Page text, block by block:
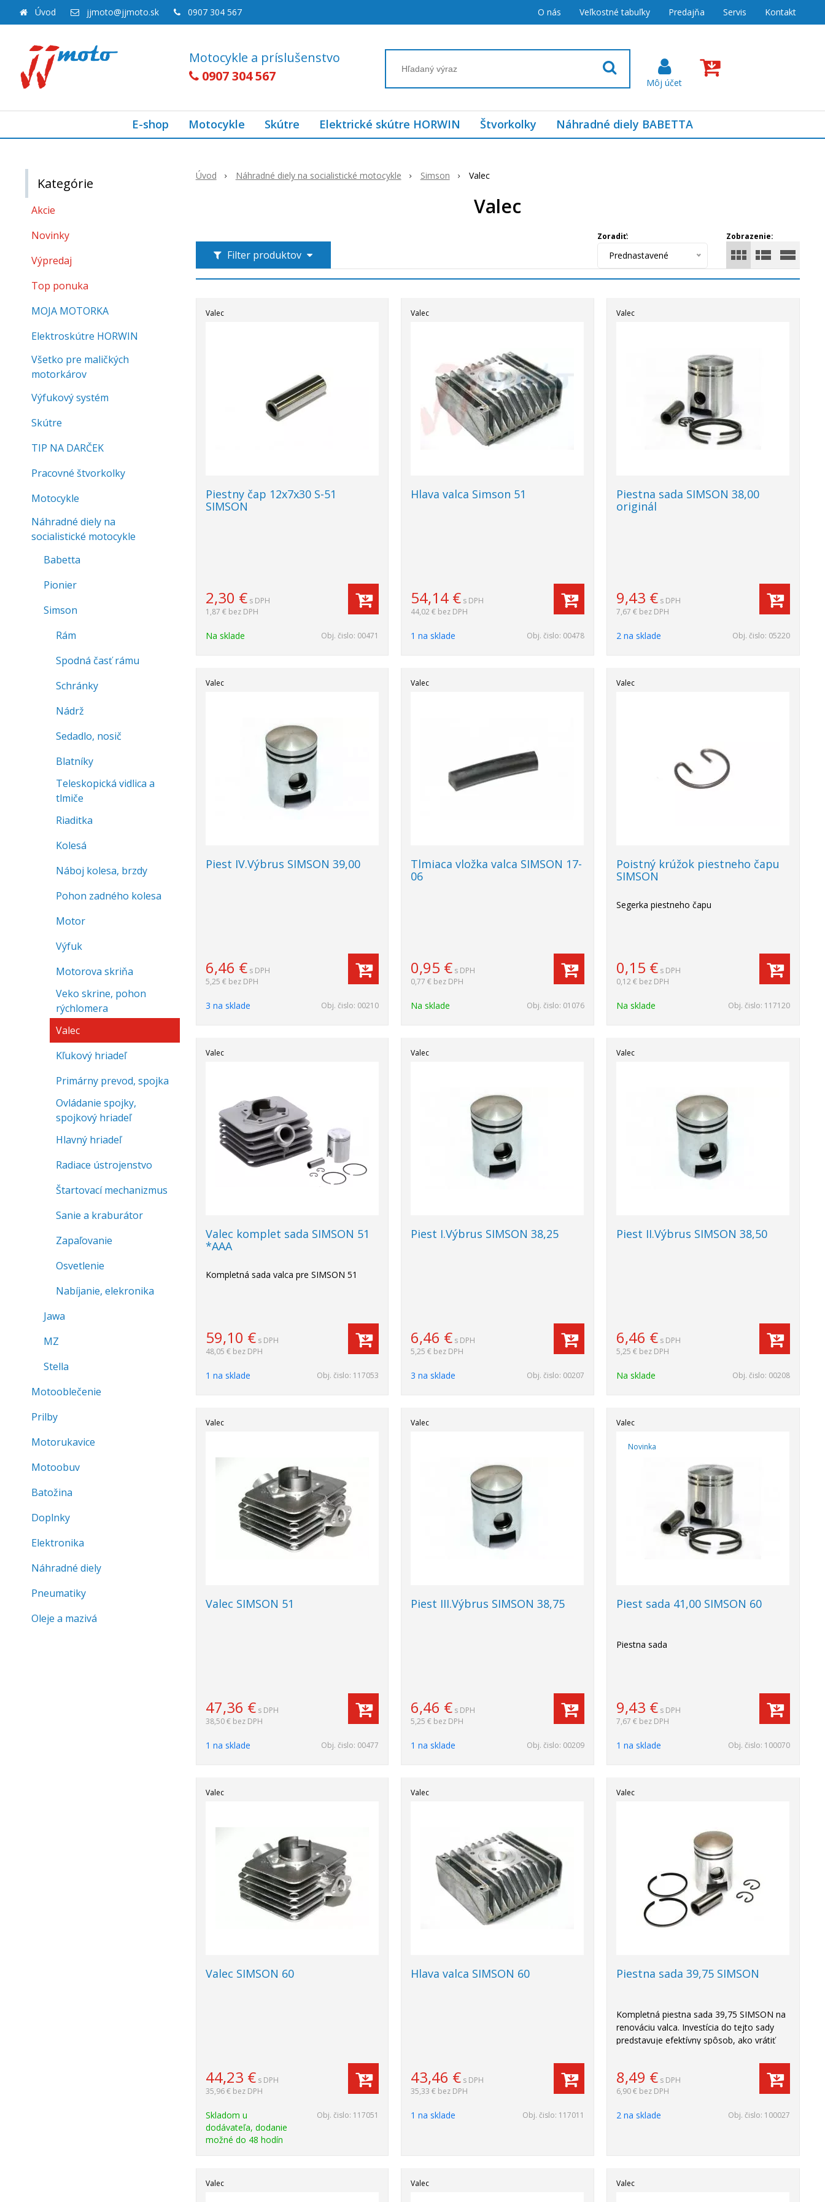
Motocykle a príslušenstvo
0907 304 567
Úvod jjmoto@jjmoto.sk 0907 304 567 O nás Veľkostné tabuľky Predajňa Servis Kontakt
E-shop Motocykle Skútre Elektrické skútre HORWIN Štvorkolky Náhradné diely BABETTA
Úvod Náhradné diely na socialistické motocykle Simson Valec
Valec
Filter produktov
Zobrazenie:
Zoradiť:
Prednastavené
Valec
Piestny čap 12x7x30 S-51
SIMSON
2,30 € s DPH
1,87 € bez DPH
Na sklade Obj. čislo: 00471
Valec
Hlava valca Simson 51
54,14 € s DPH
44,02 € bez DPH
1 na sklade Obj. čislo: 00478
Valec
Piestna sada SIMSON 38,00
originál
9,43 € s DPH
7,67 € bez DPH
2 na sklade Obj. čislo: 05220
Valec
Piest IV.Výbrus SIMSON 39,00
6,46 € s DPH
5,25 € bez DPH
3 na sklade Obj. čislo: 00210
Valec
Tlmiaca vložka valca SIMSON 17-
06
0,95 € s DPH
0,77 € bez DPH
Na sklade Obj. čislo: 01076
Valec
Poistný krúžok piestneho čapu
SIMSON
Segerka piestneho čapu
0,15 € s DPH
0,12 € bez DPH
Na sklade Obj. čislo: 117120
Valec
Valec komplet sada SIMSON 51
*AAA
Kompletná sada valca pre SIMSON 51
59,10 € s DPH
48,05 € bez DPH
1 na sklade Obj. čislo: 117053
Valec
Piest I.Výbrus SIMSON 38,25
6,46 € s DPH
5,25 € bez DPH
3 na sklade Obj. čislo: 00207
Valec
Piest II.Výbrus SIMSON 38,50
6,46 € s DPH
5,25 € bez DPH
Na sklade Obj. čislo: 00208
Valec
Valec SIMSON 51
47,36 € s DPH
38,50 € bez DPH
1 na sklade Obj. čislo: 00477
Valec
Piest III.Výbrus SIMSON 38,75
6,46 € s DPH
5,25 € bez DPH
1 na sklade Obj. čislo: 00209
Valec
Novinka
Piest sada 41,00 SIMSON 60
Piestna sada
9,43 € s DPH
7,67 € bez DPH
1 na sklade Obj. čislo: 100070
Valec
Valec SIMSON 60
44,23 € s DPH
35,96 € bez DPH
Skladom u
dodávateľa, dodanie
možné do 48 hodín
Obj. čislo: 117051
Valec
Hlava valca SIMSON 60
43,46 € s DPH
35,33 € bez DPH
1 na sklade Obj. čislo: 117011
Valec
Piestna sada 39,75 SIMSON
Kompletná piestna sada 39,75 SIMSON na
renováciu valca. Investícia do tejto sady
predstavuje efektívny spôsob, ako vrátiť
8,49 € s DPH
6,90 € bez DPH
2 na sklade Obj. čislo: 100027
Valec Valec Valec
Kategórie
Akcie
Novinky
Výpredaj
Top ponuka
MOJA MOTORKA
Elektroskútre HORWIN
Všetko pre maličkých
motorkárov
Výfukový systém
Skútre
TIP NA DARČEK
Pracovné štvorkolky
Motocykle
Náhradné diely na
socialistické motocykle
Babetta
Pionier
Simson
Rám
Spodná časť rámu
Schránky
Nádrž
Sedadlo, nosič
Blatníky
Teleskopická vidlica a
tlmiče
Riaditka
Kolesá
Náboj kolesa, brzdy
Pohon zadného kolesa
Motor
Výfuk
Motorova skriňa
Veko skrine, pohon
rýchlomera
Valec
Kľukový hriadeľ
Primárny prevod, spojka
Ovládanie spojky,
spojkový hriadeľ
Hlavný hriadeľ
Radiace ústrojenstvo
Štartovací mechanizmus
Sanie a kraburátor
Zapaľovanie
Osvetlenie
Nabíjanie, elekronika
Jawa
MZ
Stella
Motooblečenie
Prilby
Motorukavice
Motoobuv
Batožina
Doplnky
Elektronika
Náhradné diely
Pneumatiky
Oleje a mazivá